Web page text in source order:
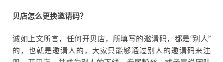
贝店怎么更换邀请码？
诚如上文所言，任何开贝店，所填写的邀请码，都是“别人”
的，也就是邀请人的，大家只能够通过别人的邀请码来注